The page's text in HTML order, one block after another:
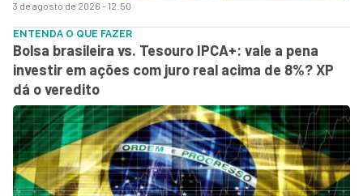
3 de agosto de 2026 - 12:50
ENTENDA O QUE FAZER
Bolsa brasileira vs. Tesouro IPCA+: vale a pena
investir em ações com juro real acima de 8%? XP
dá o veredito